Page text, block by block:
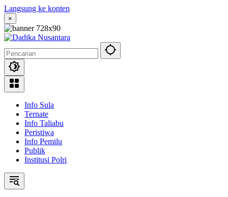
Langsung ke konten
×
Info Sula
Ternate
Info Taliabu
Peristiwa
Info Pemilu
Publik
Institusi Polri